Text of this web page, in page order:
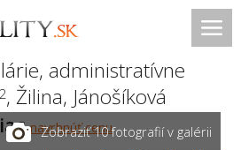
administratívne
2, Žilina, Jánošíková
navrhnúť cenu
Zobraziť 10 fotografií v galérii